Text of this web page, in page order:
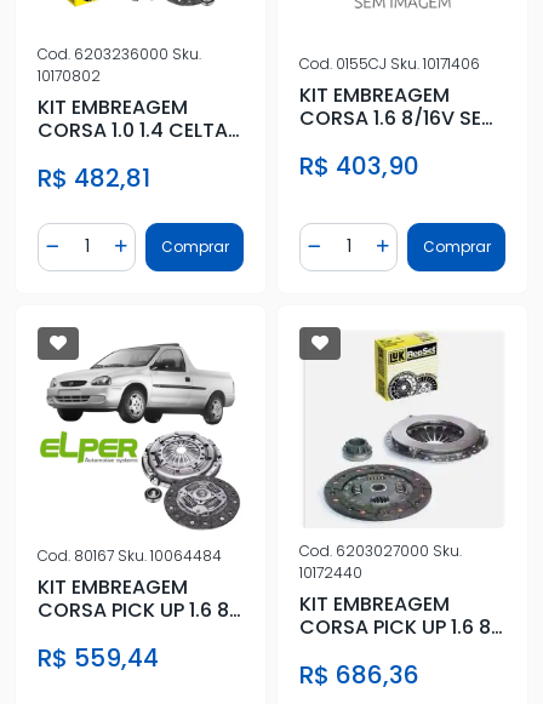
Cod. 6203236000 Sku.
10170802
KIT EMBREAGEM
CORSA 1.0 1.4 CELTA
R$ 482,81
Diminuir Quantidade
Quantidade
Adicionar Quantidade
Comprar
Cod. 0155CJ Sku.10171406
KIT EMBREAGEM
CORSA 1.6 8/16V SEM
REMANUFATURADO
R$ 403,90
Diminuir Quantidade
Quantidade
AdicionarComprar
Cod. 80167 Sku.10064484
KIT EMBREAGEM
CORSA PICK UP 1.6 8V
ROLAMENTO
R$ 559,44
Cod. 6203027000 Sku.
10172440
KIT EMBREAGEM
CORSA PICK UP 1.6 8V
ROLAMENTO
R$ 686,36